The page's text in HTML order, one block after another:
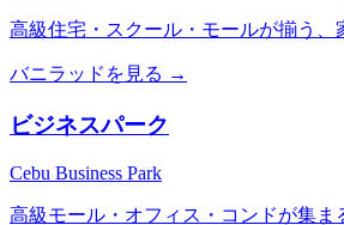
高級住宅・スクール・モールが揃う、
バニラッド を見る →
ビジネスパーク
Cebu Business Park
高級モール・オフィス・コンドが集ま